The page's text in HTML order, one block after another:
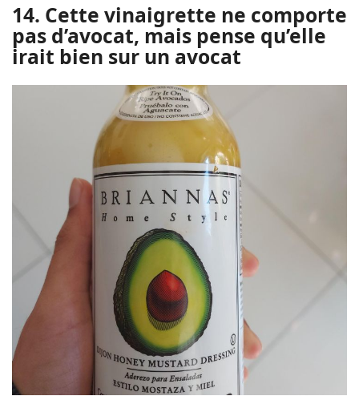
14. Cette vinaigrette ne comporte
pas d’avocat, mais pense qu’elle
irait bien sur un avocat